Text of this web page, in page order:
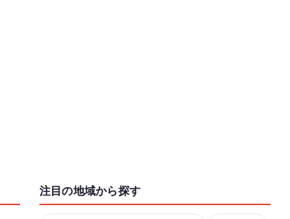
注目の地域から探す